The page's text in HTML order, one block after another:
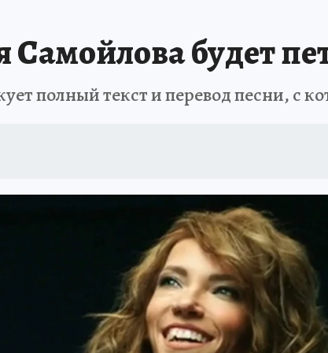
будет
полный текст и перевод песни, с